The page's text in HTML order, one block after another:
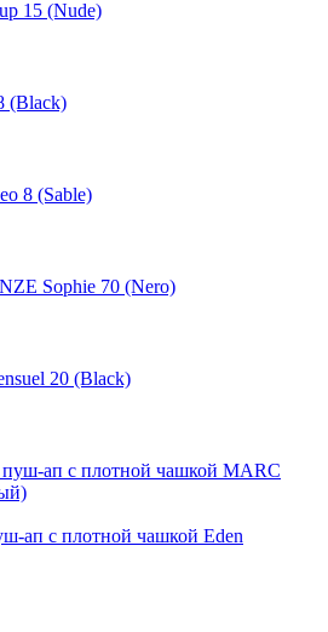
ап с плотной чашкой Eden